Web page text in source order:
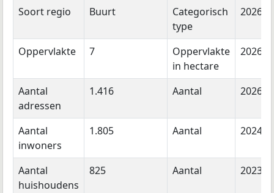
Soort regio
Buurt
Categorisch
type
2026
Oppervlakte 7
Oppervlakte
in hectare
2026
Aantal
adressen
1.416 Aantal 2026
Aantal
inwoners
1.805 Aantal 2024
Aantal
huishoudens
825 Aantal 2023